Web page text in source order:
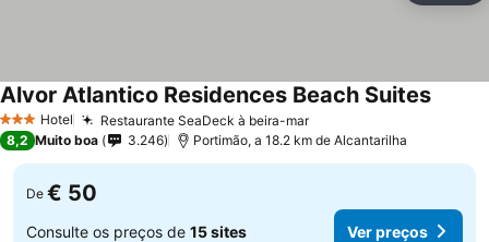
3 EstrelasHotel Restaurante SeaDeck à beira-marVer preços
Alvor Atlantico Residences Beach SuitesVer
8,2 Muito boa 3.246 Portimão, a 18.2 km de Alcantarilha
De € 50
Consulte os preços de 15 sites Ver preços